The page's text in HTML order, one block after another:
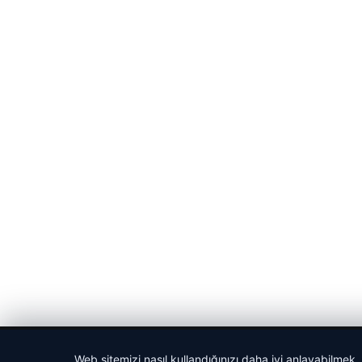
Web sitemizi nasıl kullandığınızı daha iyi